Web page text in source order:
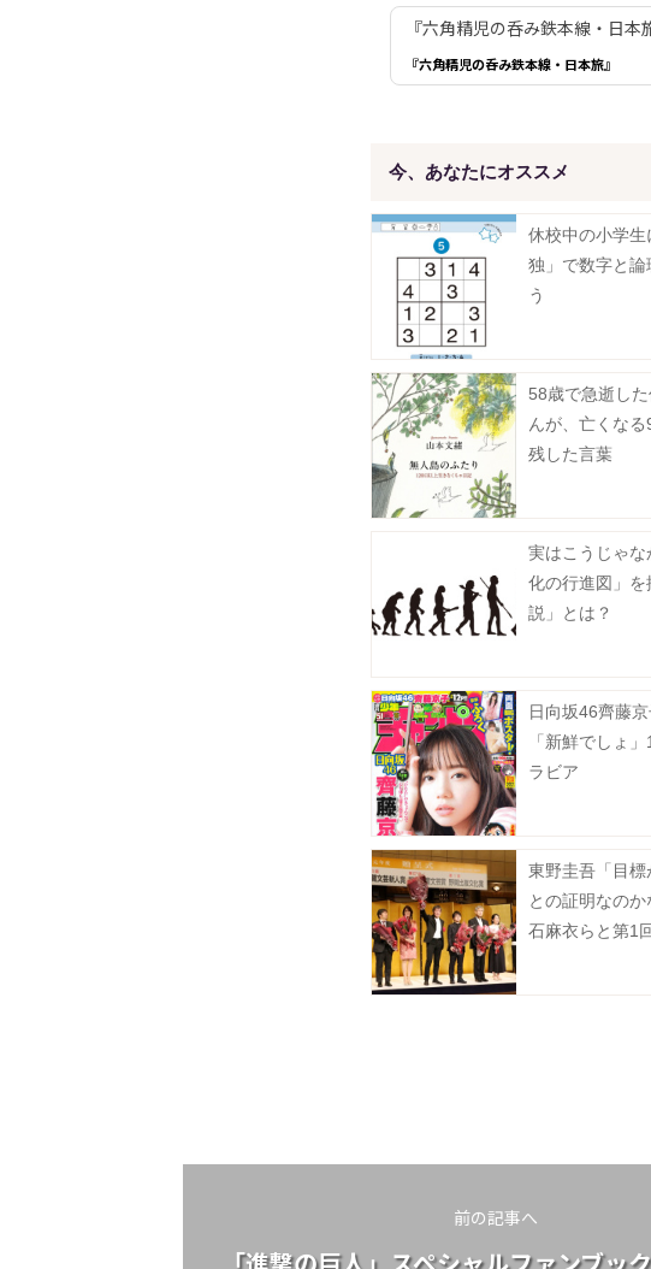
『六角精児の呑み鉄本線・日
『六角精児の呑み鉄本線・日本旅』
今、あなたにオススメ
休校中の小学
独」で数字と論
う
58歳で急逝し
んが、亡くな
残した言葉
実はこうじゃ
化の行進図」
説」とは？
日向坂46齊藤
「新鮮でしょ
ラビア
東野圭吾「目標
との証明なの
石麻衣らと第1
前の記事へ
「進撃の巨人」スペシャルファンブッ